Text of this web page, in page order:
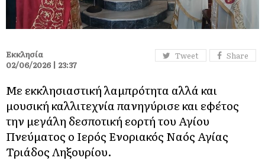
Tweet Share
Εκκλησία
02/06/2026 | 23:37
Με εκκλησιαστική λαμπρότητα αλλά και
μουσική καλλιτεχνία πανηγύρισε και εφέτος
την μεγάλη δεσποτική εορτή του Αγίου
Πνεύματος ο Ιερός Ενοριακός Ναός Αγίας
Τριάδος Ληξουρίου.